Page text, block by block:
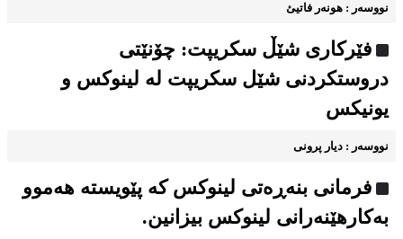
نووسه‌ر : هونه‌ر فاتیئ
فێرکاری شێڵ سکریپت: چۆنێتی
دروستکردنی شێل سکریپت لە لینوکس و
یونیکس
نووسه‌ر : دیار پرونی
فرمانی بنەڕەتی لینوکس کە پێویستە هەموو
به‌کارهێنه‌رانی لینوکس بیزانین.